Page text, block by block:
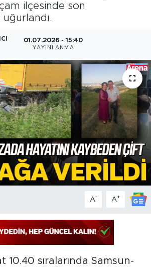
ilçesinde son
01.07.2026 - 15:40
YAYINLANMA
A- A+
10.40 sıralarında Samsun-